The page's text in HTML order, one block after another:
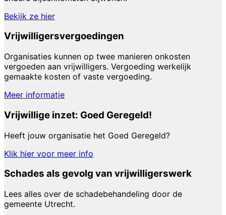
Bekijk ze hier
Vrijwilligersvergoedingen
Organisaties kunnen op twee manieren onkosten
vergoeden aan vrijwilligers. Vergoeding werkelijk
gemaakte kosten of vaste vergoeding.
Meer informatie
Vrijwillige inzet: Goed Geregeld!
Heeft jouw organisatie het Goed Geregeld?
Klik hier voor meer info
Schades als gevolg van vrijwilligerswerk
Lees alles over de schadebehandeling door de
gemeente Utrecht.